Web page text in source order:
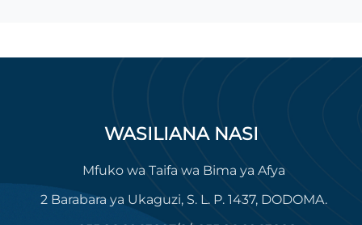
WASILIANA NASI
Mfuko wa Taifa wa Bima ya Afya
2 Barabara ya Ukaguzi, S. L. P. 1437, DODOMA.